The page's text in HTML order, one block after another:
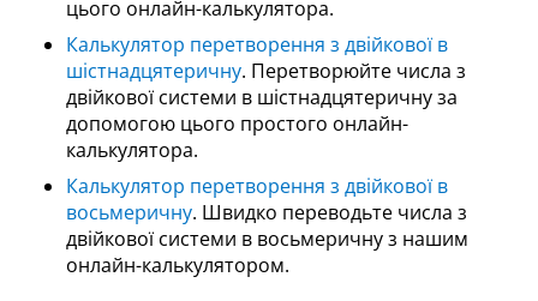
цього онлайн-калькулятора.
Калькулятор перетворення з двійкової в
шістнадцятеричну. Перетворюйте числа з
двійкової системи в шістнадцятеричну за
допомогою цього простого онлайн-
калькулятора.
Калькулятор перетворення з двійкової в
восьмеричну. Швидко переводьте числа з
двійкової системи в восьмеричну з нашим
онлайн-калькулятором.